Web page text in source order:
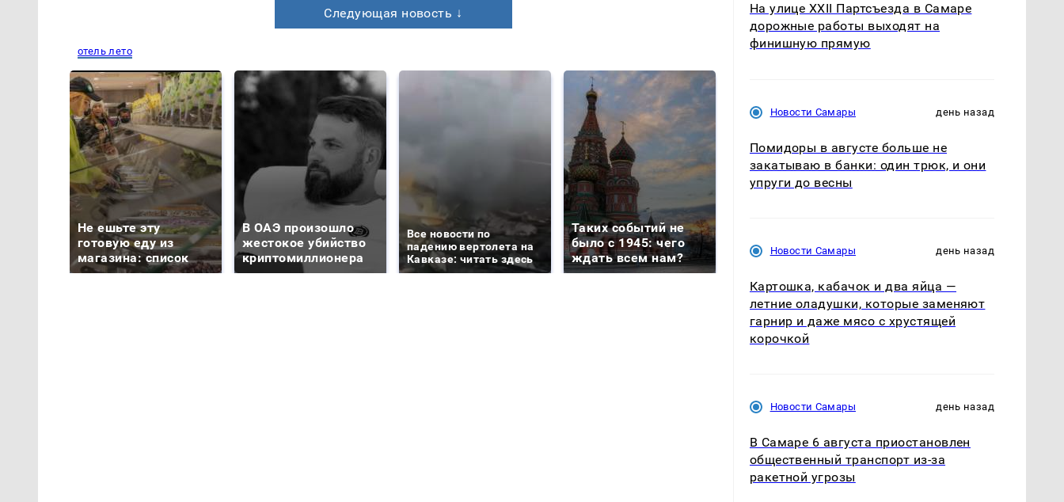
Следующая новость ↓
отель лето
Не ешьте эту
готовую еду из
магазина: список
В ОАЭ произошло
жестокое убийство
криптомиллионера
Все новости по
падению вертолета на
Кавказе: читать здесь
Таких событий не
было с 1945: чего
ждать всем нам?
ажиотаж из-за этого
продукта: что купить?
подожгли.
На улице XXII Партсъезда в Самаре
дорожные работы выходят на
финишную прямую
Новости Самары день назад
Помидоры в августе больше не
закатываю в банки: один трюк, и они
упруги до весны
Новости Самары день назад
Картошка, кабачок и два яйца —
летние оладушки, которые заменяют
гарнир и даже мясо с хрустящей
корочкой
Новости Самары день назад
В Самаре 6 августа приостановлен
общественный транспорт из-за
ракетной угрозы